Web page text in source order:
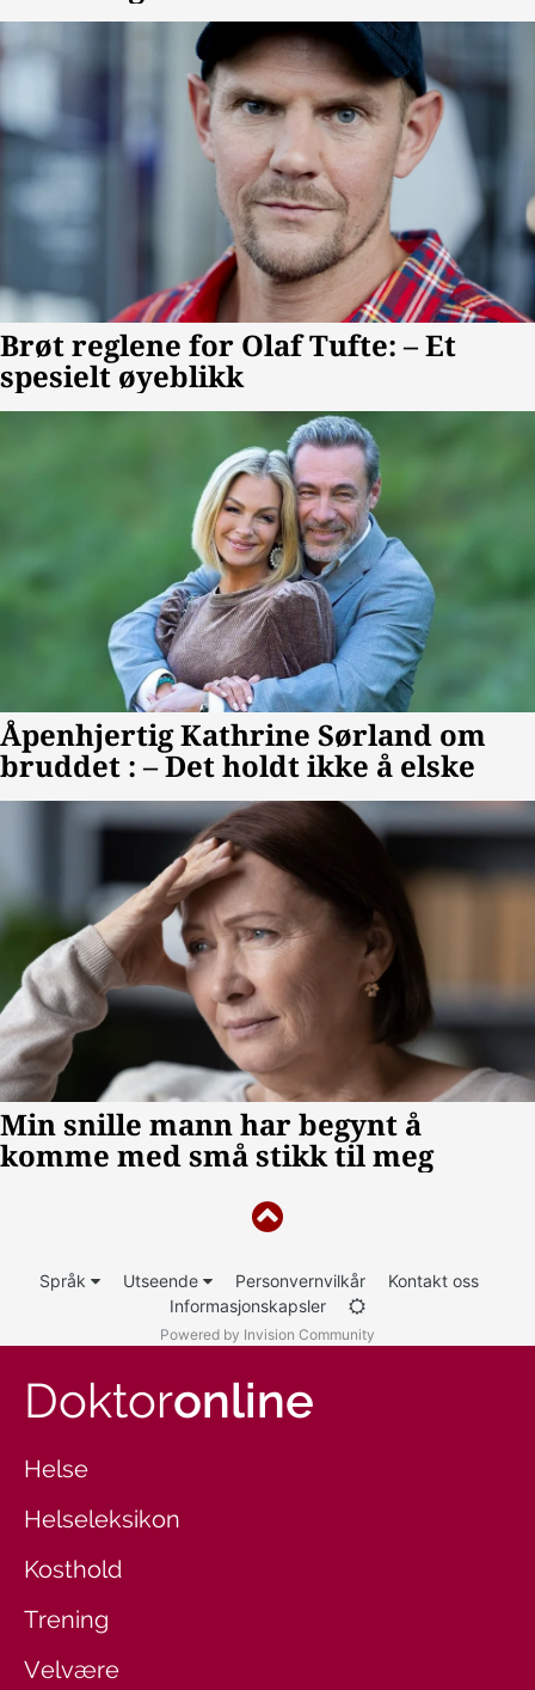
Språk Utseende Personvernvilkår
Kontakt oss
Informasjonskapsler
Powered by Invision Community
Doktoronline
Helse
Helseleksikon
Kosthold
Trening
Velvære